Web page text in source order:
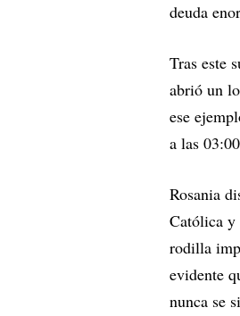
deuda
Tras este
abrió un
ese
a las
Rosania
Católica y
rodilla
evidente
nunca se